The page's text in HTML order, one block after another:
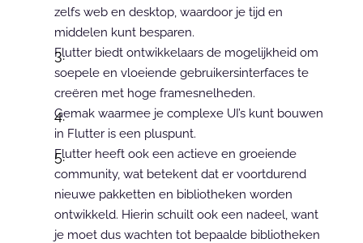
zelfs web en desktop, waardoor je tijd en
middelen kunt besparen.
Flutter biedt ontwikkelaars de mogelijkheid om
soepele en vloeiende gebruikersinterfaces te
creëren met hoge framesnelheden.
Gemak waarmee je complexe UI’s kunt bouwen
in Flutter is een pluspunt.
Flutter heeft ook een actieve en groeiende
community, wat betekent dat er voortdurend
nieuwe pakketten en bibliotheken worden
ontwikkeld. Hierin schuilt ook een nadeel, want
je moet dus wachten tot bepaalde bibliotheken